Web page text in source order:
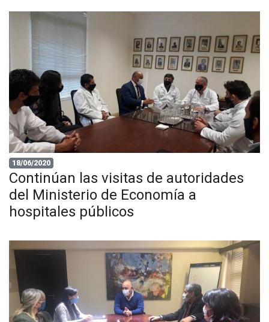
18/06/2020
Continúan las visitas de autoridades
del Ministerio de Economía a
hospitales públicos